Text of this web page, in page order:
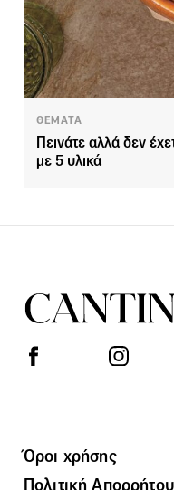
ΘΕΜΑΤΑ
Πεινάτε αλλά δεν
με 5 υλικά
Όροι χρήσης
Πολιτική Απορρήτου